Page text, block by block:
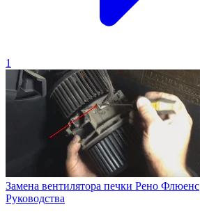
1
Замена вентилятора печки Рено Флюенс
Руководства